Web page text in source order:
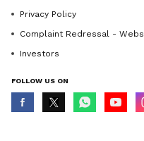
4
5
Privacy Policy
Complaint Redressal - Website
Investors
FOLLOW US ON